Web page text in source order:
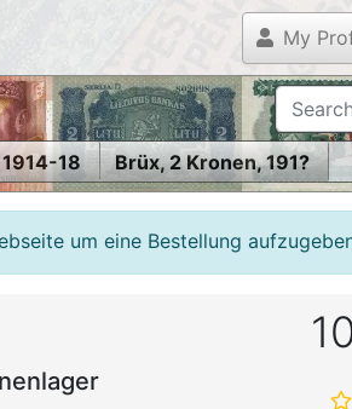
My
18 Brüx, 2 Kronen, 191?
um eine Bestellung